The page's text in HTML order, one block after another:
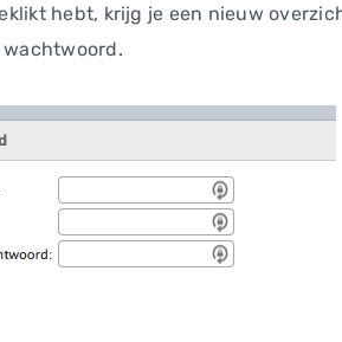
hebt, krijg je een nieuw